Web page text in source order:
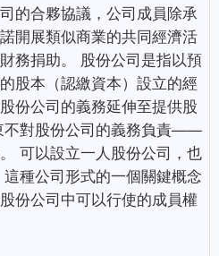
的合夥協議，公司成員除承
開展類似商業的共同經濟活
務捐助。 股份公司是指以預
股本（認繳資本）設立的經
份公司的義務延伸至提供股
不對股份公司的義務負責——
可以設立一人股份公司，也
種公司形式的一個關鍵概念
份公司中可以行使的成員權